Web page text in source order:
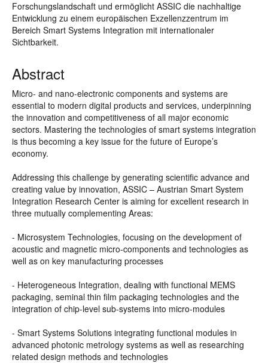
Forschungslandschaft und ermöglicht ASSIC die nachhaltige
Entwicklung zu einem europäischen Exzellenzzentrum im
Bereich Smart Systems Integration mit internationaler
Sichtbarkeit.
Abstract
Micro- and nano-electronic components and systems are
essential to modern digital products and services, underpinning
the innovation and competitiveness of all major economic
sectors. Mastering the technologies of smart systems integration
is thus becoming a key issue for the future of Europe’s
economy.
Addressing this challenge by generating scientific advance and
creating value by innovation, ASSIC – Austrian Smart System
Integration Research Center is aiming for excellent research in
three mutually complementing Areas:
- Microsystem Technologies, focusing on the development of
acoustic and magnetic micro-components and technologies as
well as on key manufacturing processes
- Heterogeneous Integration, dealing with functional MEMS
packaging, seminal thin film packaging technologies and the
integration of chip-level sub-systems into micro-modules
- Smart Systems Solutions integrating functional modules in
advanced photonic metrology systems as well as researching
related design methods and technologies